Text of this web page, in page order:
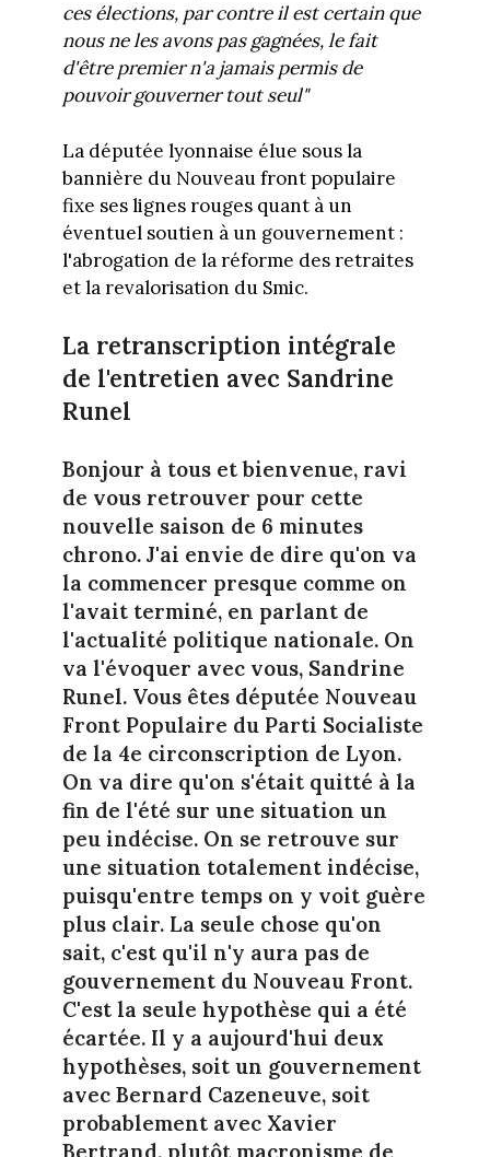
ces élections, par contre il est certain que
nous ne les avons pas gagnées, le fait
d'être premier n'a jamais permis de
pouvoir gouverner tout seul"
La députée lyonnaise élue sous la
bannière du Nouveau front populaire
fixe ses lignes rouges quant à un
éventuel soutien à un gouvernement :
l'abrogation de la réforme des retraites
et la revalorisation du Smic.
La retranscription intégrale
de l'entretien avec Sandrine
Runel
Bonjour à tous et bienvenue, ravi
de vous retrouver pour cette
nouvelle saison de 6 minutes
chrono. J'ai envie de dire qu'on va
la commencer presque comme on
l'avait terminé, en parlant de
l'actualité politique nationale. On
va l'évoquer avec vous, Sandrine
Runel. Vous êtes députée Nouveau
Front Populaire du Parti Socialiste
de la 4e circonscription de Lyon.
On va dire qu'on s'était quitté à la
fin de l'été sur une situation un
peu indécise. On se retrouve sur
une situation totalement indécise,
puisqu'entre temps on y voit guère
plus clair. La seule chose qu'on
sait, c'est qu'il n'y aura pas de
gouvernement du Nouveau Front.
C'est la seule hypothèse qui a été
écartée. Il y a aujourd'hui deux
hypothèses, soit un gouvernement
avec Bernard Cazeneuve, soit
probablement avec Xavier